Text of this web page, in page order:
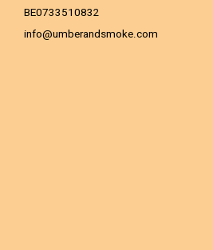
BE0733510832
info@umberandsmoke.com